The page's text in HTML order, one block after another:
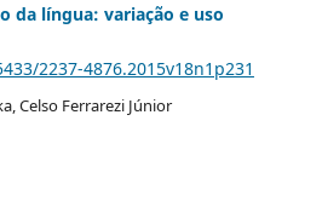
da língua: variação e uso
2237-4876.2015v18n1p231
Celso Ferrarezi Júnior